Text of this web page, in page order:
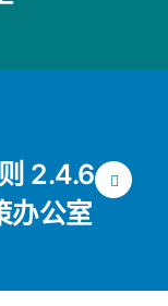
2.4.6
办公室